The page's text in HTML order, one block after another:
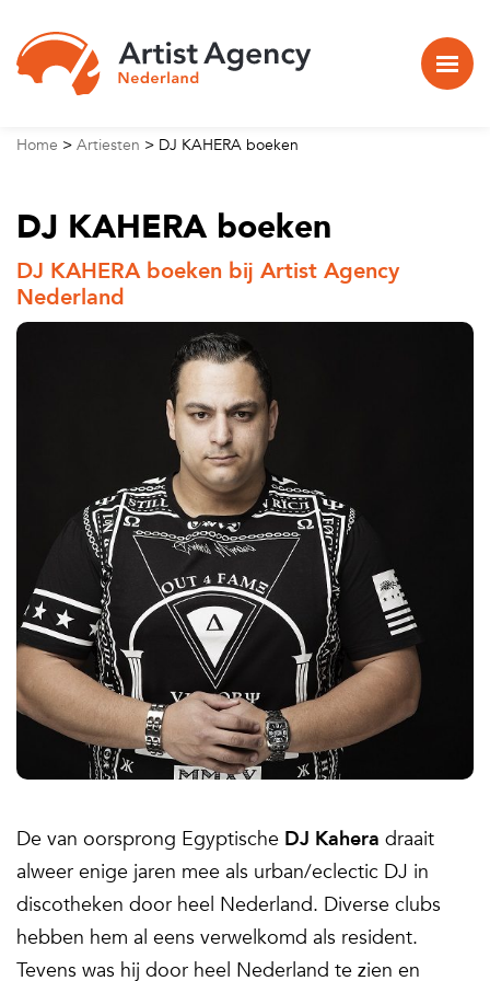
Home > Artiesten > DJ KAHERA boeken
DJ KAHERA boeken
DJ KAHERA boeken bij Artist Agency
Nederland
De van oorsprong Egyptische DJ Kahera draait
alweer enige jaren mee als urban/eclectic DJ in
discotheken door heel Nederland. Diverse clubs
hebben hem al eens verwelkomd als resident.
Tevens was hij door heel Nederland te zien en